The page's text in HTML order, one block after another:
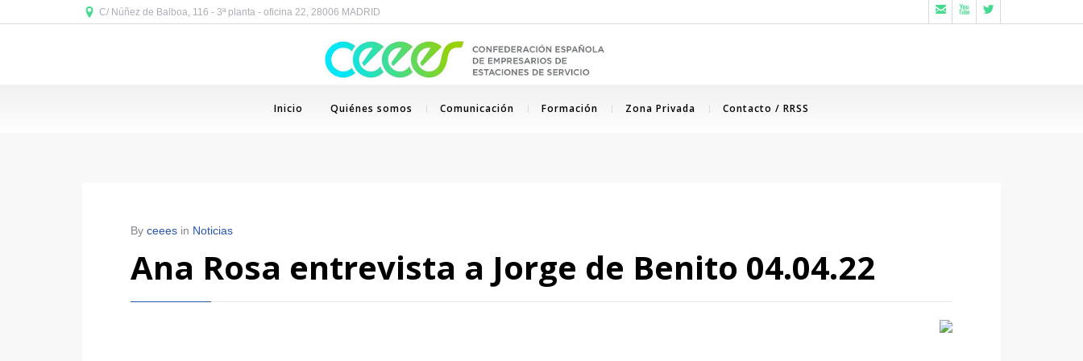
C/ Núñez de Balboa, 116 - 3ª planta - oficina 22, 28006 MADRID   
Inicio Quiénes somos Comunicación Formación Zona Privada Contacto / RRSS
By ceees in Noticias
Ana Rosa entrevista a Jorge de Benito 04.04.22